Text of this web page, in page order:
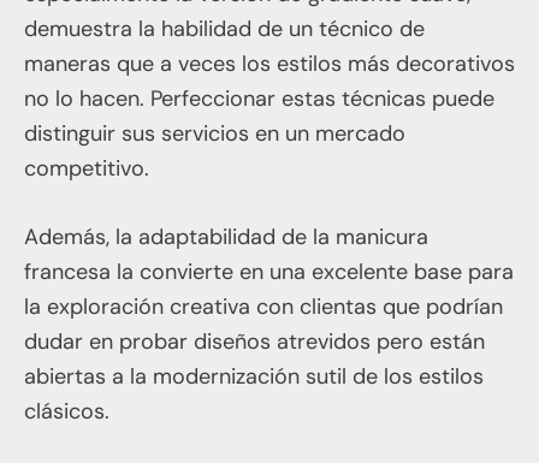
demuestra la habilidad de un técnico de
maneras que a veces los estilos más decorativos
no lo hacen. Perfeccionar estas técnicas puede
distinguir sus servicios en un mercado
competitivo.
Además, la adaptabilidad de la manicura
francesa la convierte en una excelente base para
la exploración creativa con clientas que podrían
dudar en probar diseños atrevidos pero están
abiertas a la modernización sutil de los estilos
clásicos.